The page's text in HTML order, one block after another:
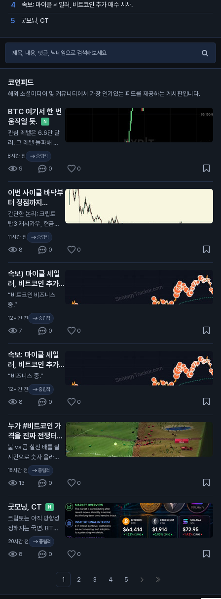
4 속보: 마이클 세일러, 비트코인 추가 매수 시사.
5 굿모닝, CT
코인피드
해외 소셜미디어 및 커뮤니티에서 가장 인기있는 피드를 제공하는 게시판입니다.
BTC 여기서 한 번
움직일 듯.
N
관심 레벨은 6.6만 달
러. 그 레벨 돌파해 지
지 전환하면 더 위로
뻗을 수 있고, 아니면
저항 맞고 밀릴 듯.
8시간 전 중립적
9 0 0
이번 사이클 바닥부
터 정점까지
$PUMP로 매매 스
레드 간다. 첫 트윗
은 $0.001675에
서 했고, $0.…
간단한 논리: 크립토
탑3 캐시카우, 현금 2
0억 달러. 토큰화에
대한 편견 때문에 유
통 시총 약 10억 달러
기준 P/E 2.8배 미만
으로 디스카운트 받는
중이지만, 온체인 액
티비티 증가의 최대
수혜이자 모바일 앱
바이럴의 순풍까지 있
음. 플랫폼에서 출시
되는 ANSEM 등 코
인들이 이번 사이클
리테일 수익률을 주도
하면 효과는 더 큼. 2
년 안에 시총 탑10 간
11시간 전 중립적
8 0 0
속보) 마이클 세일
러, 비트코인 추가
매수 암시.
N
“비트코인 비즈니스
중.”
12시간 전 중립적
7 0 0
속보: 마이클 세일
러, 비트코인 추가
매수 시사.
“비즈니스 중.”
12시간 전 중립적
8 0 0
누가 #비트코인 가
격을 진짜 전쟁터처
럼 보여주는 사이트
를 만들어놨다
불 vs 곰 실전 배틀 실
시간으로 숫자 올라가
는 거 보자 🚀
18시간 전 중립적
13 0 0
굿모닝, CT N
크립토는 아직 방향성
정해지는 국면. BTC
는 약 $64.4K로 24
시간 기준 +1.5%. ET
H는 약 $1.91K, SOL
쳐주고, ETH는 탄탄
20시간 전 중립적
8 0 0
1 2 3 4 5